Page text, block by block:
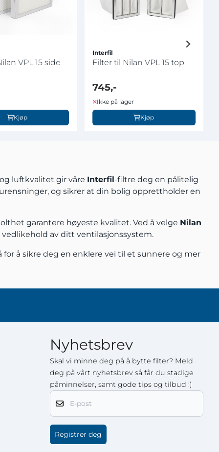
VPL 15 side
Kjøp
Interfil
Filter til Nilan VPL 15 top
745,-
Ikke på lager
Kjøp
luftkvalitet gir våre Interfil-filtre deg en pålitelig
og sikrer at din bolig opprettholder en
garantere høyeste kvalitet. Ved å velge Nilan
av ditt ventilasjonssystem.
å sikre deg en enklere vei til et sunnere og mer
Nyhetsbrev
Skal vi minne deg på å bytte filter? Meld
deg på vårt nyhetsbrev så får du stadige
påminnelser, samt gode tips og tilbud :)
E-post
Registrer deg